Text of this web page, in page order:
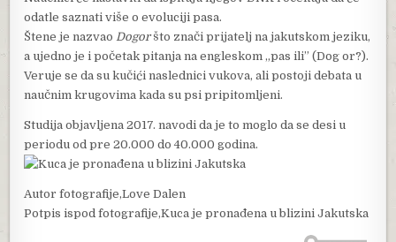
odatle saznati više o evoluciji pasa.
Štene je nazvaoDogoršto znači prijatelj na jakutskom jeziku,
a ujedno je i početak pitanja na engleskom „pas ili” (Dog or?).
Veruje se da su kučići naslednici vukova, ali postoji debata u
naučnim krugovima kada su psi pripitomljeni.
Studija objavljena 2017. navodi da je to moglo da se desi u
periodu od pre 20.000 do 40.000 godina.
Autor fotografije,Love Dalen
Potpis ispod fotografije,Kuca je pronađena u blizini Jakutska